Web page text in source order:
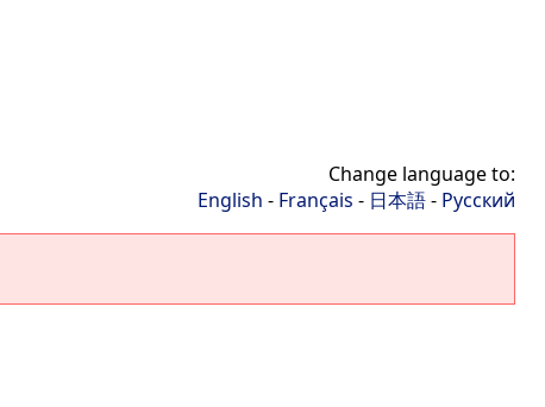
Change language to:
English - Français - 日本語- Русский